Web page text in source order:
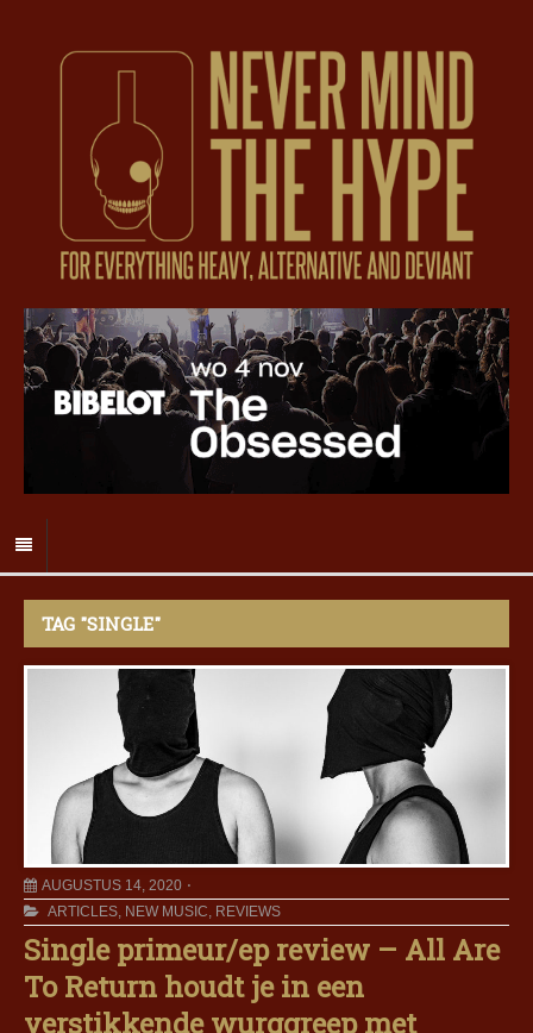
TAG "SINGLE"
AUGUSTUS 14, 2020
ARTICLES, NEW MUSIC, REVIEWS
Single primeur/ep review – All Are
To Return houdt je in een
verstikkende wurggreep met